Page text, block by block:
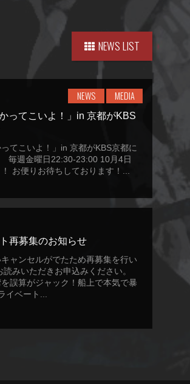
NEWS LIST
NEWS MEDIA
ってこいよ！」in 京都がKBS
ってこいよ！」in 京都がKBS京都に
毎週金曜日22:30-23:00 10月4日
お便りお待ちしております！...
再募集のお知らせ
ャンセルがでたため再募集を行い
読みいただきお申込みください。
誤算がジャック！船上で本気で暴
イベート...